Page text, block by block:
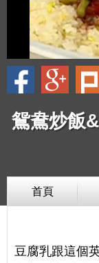
鴛鴦炒飯
首頁
豆腐乳跟這個